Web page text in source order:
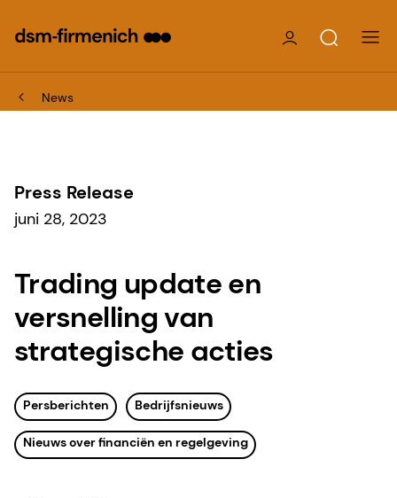
News
Press Release
juni 28, 2023
Trading update en
versnelling van
strategische acties
Persberichten Bedrijfsnieuws
Nieuws over financiën en regelgeving